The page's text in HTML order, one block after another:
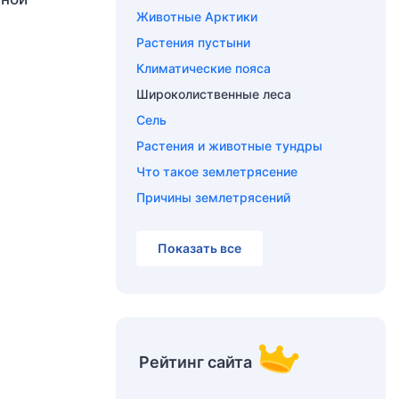
Животные Арктики
Растения пустыни
Климатические пояса
Широколиственные леса
Сель
Растения и животные тундры
Что такое землетрясение
Причины землетрясений
Показать все
Рейтинг сайта